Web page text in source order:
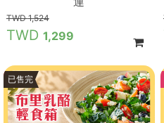
1,524
1,299
83 折
已售完